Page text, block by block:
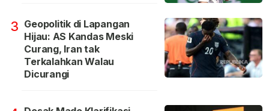
3 Geopolitik di Lapangan
Hijau: AS Kandas Meski
Curang, Iran tak
Terkalahkan Walau
Dicurangi